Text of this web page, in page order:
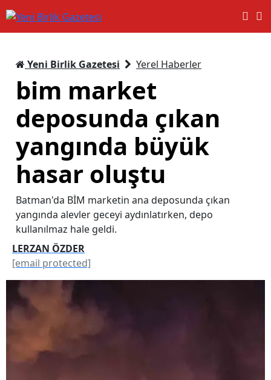
Yeni Birlik Gazetesi Yerel Haberler
bim market
deposunda çıkan
yangında büyük
hasar oluştu
Batman'da BİM marketin ana deposunda çıkan
yangında alevler geceyi aydınlatırken, depo
kullanılmaz hale geldi.
LERZAN ÖZDER
[email protected]